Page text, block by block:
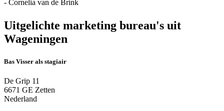
- Cornelia van de Brink
Uitgelichte marketing bureau's uit
Wageningen
Bas Visser als stagiair
De Grip 11
6671 GE Zetten
Nederland